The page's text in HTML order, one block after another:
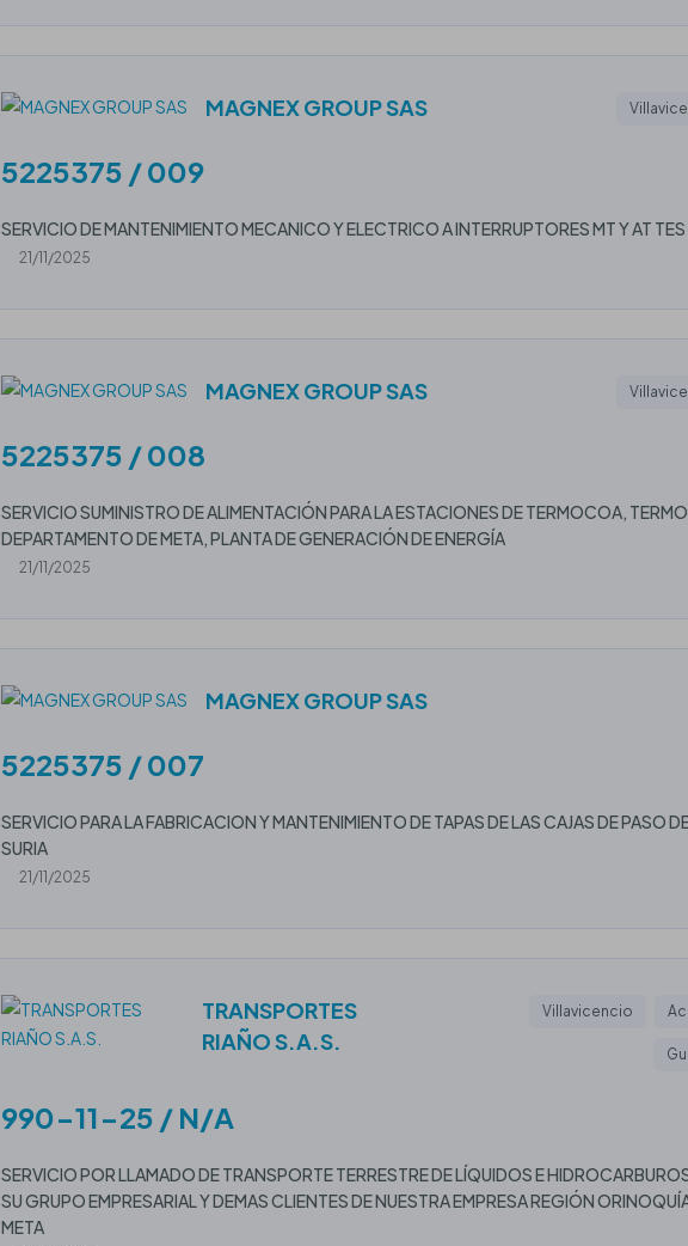
MAGNEX GROUP SAS
5225375 / 009
SERVICIO DE MANTENIMIENTO MECANICO Y ELECTRICO A INTERRUPTORES MT Y AT
21/11/2025
MAGNEX GROUP SAS
5225375 / 008
SERVICIO SUMINISTRO DE ALIMENTACIÓN PARA LA ESTACIONES DE TERMOCOA,
DEPARTAMENTO DE META, PLANTA DE GENERACIÓN DE ENERGÍA
21/11/2025
MAGNEX GROUP SAS
5225375 / 007
SERVICIO PARA LA FABRICACION Y MANTENIMIENTO DE TAPAS DE LAS CAJAS DE PASO
SURIA
21/11/2025
TRANSPORTES
RIAÑO S.A.S.
Villavicencio
990-11-25 / N/A
SERVICIO POR LLAMADO DE TRANSPORTE TERRESTRE DE LÍQUIDOS E
SU GRUPO EMPRESARIAL Y DEMAS CLIENTES DE NUESTRA EMPRESA REGIÓN
META